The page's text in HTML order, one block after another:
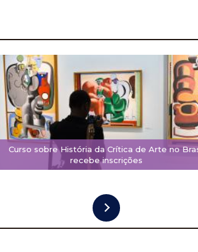
Curso sobre História da Crítica de Arte no
recebe inscrições